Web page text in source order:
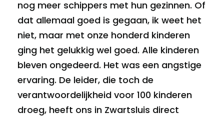
nog meer schippers met hun gezinnen. Of
dat allemaal goed is gegaan, ik weet het
niet, maar met onze honderd kinderen
ging het gelukkig wel goed. Alle kinderen
bleven ongedeerd. Het was een angstige
ervaring. De leider, die toch de
verantwoordelijkheid voor 100 kinderen
droeg, heeft ons in Zwartsluis direct